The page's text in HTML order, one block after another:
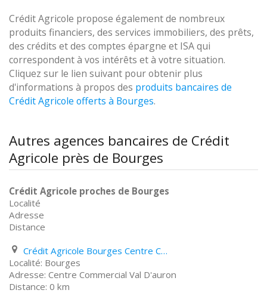
Crédit Agricole propose également de nombreux
produits financiers, des services immobiliers, des prêts,
des crédits et des comptes épargne et ISA qui
correspondent à vos intérêts et à votre situation.
Cliquez sur le lien suivant pour obtenir plus
d'informations à propos des produits bancaires de
Crédit Agricole offerts à Bourges.
Autres agences bancaires de Crédit
Agricole près de Bourges
Crédit Agricole proches de Bourges
Localité
Adresse
Distance
Crédit Agricole Bourges Centre Commercial Val D'auron
Bourges
Centre Commercial Val D'auron
0 km